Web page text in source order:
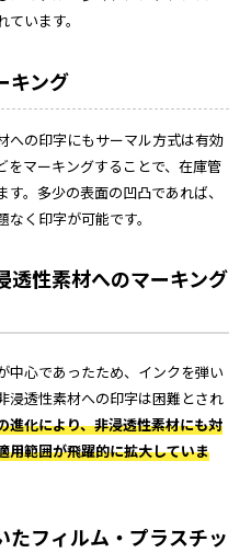
います。
キング
への印字にもサーマル方式は有効
をマーキングすることで、在庫管
。多少の表面の凹凸であれば、
く印字が可能です。
透性素材へのマーキング
中心であったため、インクを弾い
浸透性素材への印字は困難とされ
進化により、非浸透性素材にも対
用範囲が飛躍的に拡大していま
フィルム・プラスチッ